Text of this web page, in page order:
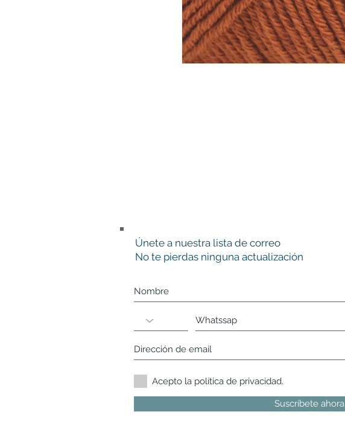
Únete a nuestra lista de correo
No te pierdas ninguna actualización
Acepto la política de privacidad.
Suscríbete ahora